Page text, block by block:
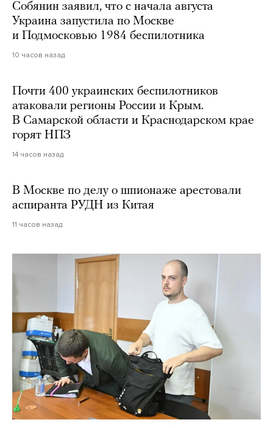
Собянин заявил, что с начала августа
Украина запустила по Москве
и Подмосковью 1984 беспилотника
10 часов назад
Почти 400 украинских беспилотников
атаковали регионы России и Крым.
В Самарской области и Краснодарском крае
горят НПЗ
14 часов назад
В Москве по делу о шпионаже арестовали
аспиранта РУДН из Китая
11 часов назад